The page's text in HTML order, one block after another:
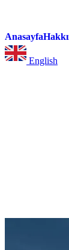
Anasayfa
English